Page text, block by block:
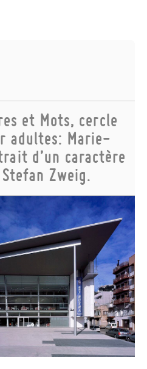
et Mots, cercle
adultes: Marie-
d’un caractère
Zweig.